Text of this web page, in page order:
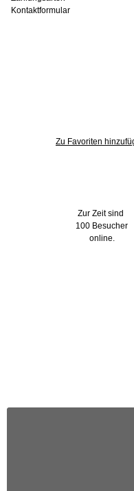
Kontaktformular
Zu Favoriten
Zur Zeit sind
100 Besucher
online.